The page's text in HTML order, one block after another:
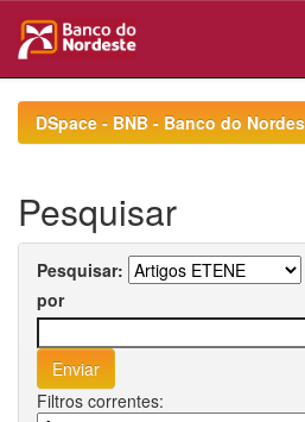
navigationDSpace - BNB - Banco do
Pesquisar
Pesquisar:
por
Filtros correntes: